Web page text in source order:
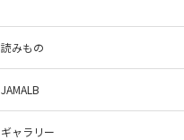
読みもの
JAMALB
ギャラリー